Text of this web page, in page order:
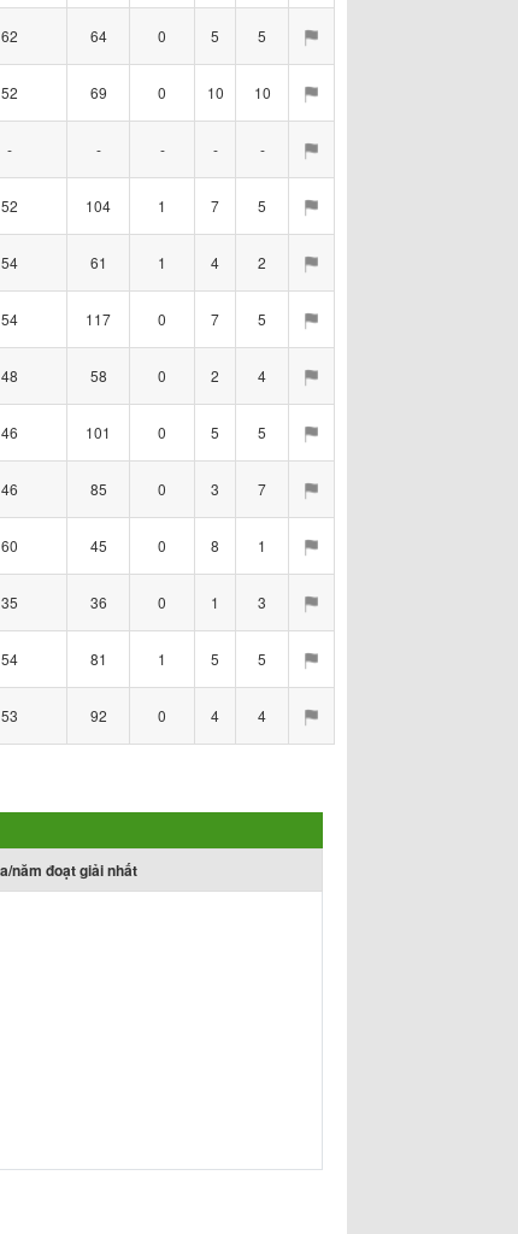
62 64 0 5 5
52 69 0 10 10
- - - - -
52 104 1 7 5
54 61 1 4 2
54 117 0 7 5
48 58 0 2 4
46 101 0 5 5
46 85 0 3 7
60 45 0 8 1
35 36 0 1 3
54 81 1 5 5
53 92 0 4 4
năm đoạt giải nhất